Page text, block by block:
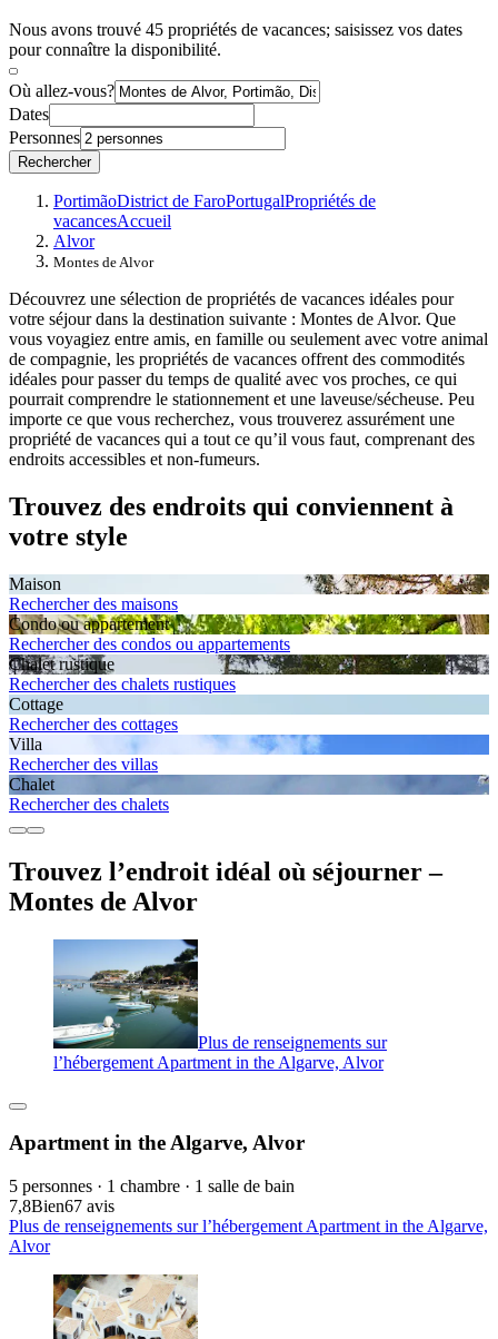
Nous avons trouvé 45 propriétés de vacances; saisissez vos dates
pour connaître la disponibilité.
Où allez-vous?
Dates
Personnes
Rechercher
PortimãoDistrict de FaroPortugalPropriétés de
vacancesAccueil
Alvor
Montes de Alvor
Découvrez une sélection de propriétés de vacances idéales pour
votre séjour dans la destination suivante : Montes de Alvor. Que
vous voyagiez entre amis, en famille ou seulement avec votre animal
de compagnie, les propriétés de vacances offrent des commodités
idéales pour passer du temps de qualité avec vos proches, ce qui
pourrait comprendre le stationnement et une laveuse/sécheuse. Peu
importe ce que vous recherchez, vous trouverez assurément une
propriété de vacances qui a tout ce qu’il vous faut, comprenant des
endroits accessibles et non-fumeurs.
Trouvez des endroits qui conviennent à
votre style
Maison
Rechercher des maisons
Condo ou appartement
Rechercher des condos ou appartements
Chalet rustique
Rechercher des chalets rustiques
Cottage
Rechercher des cottages
Villa
Rechercher des villas
Chalet
Rechercher des chalets
Trouvez l’endroit idéal où séjourner –
Montes de Alvor
Plus de renseignements sur
l’hébergement Apartment in the Algarve, Alvor
Apartment in the Algarve, Alvor
5 personnes · 1 chambre · 1 salle de bain
7,8Bien67 avis
Plus de renseignements sur l’hébergement Apartment in the Algarve,
Alvor